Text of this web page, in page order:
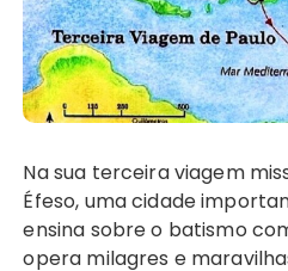
Na sua terceira viagem missionária, Paulo vai a
Éfeso, uma cidade
ensina sobre o batismo
opera milagres e